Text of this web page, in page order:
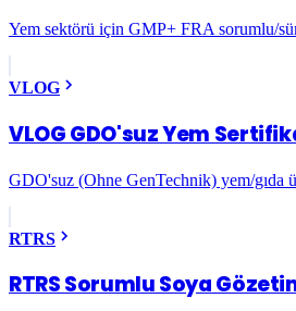
Yem sektörü için GMP+ FRA sorumlu/
VLOG
VLOG GDO'suz Yem
GDO'suz (Ohne GenTechnik) yem/gıda
RTRS
RTRS Sorumlu Soya